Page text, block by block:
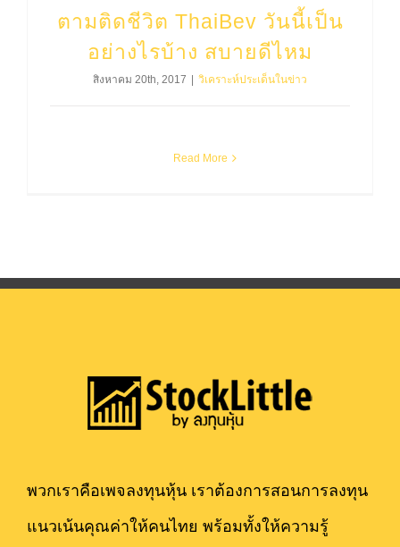
ตามติดชีวิต ThaiBev วันนี้เป็น
อย่างไรบ้าง สบายดีไหม
สิงหาคม 20th, 2017 | วิเคราะห์ประเด็นในข่าว
Read More
พวกเราคือเพจลงทุนหุ้น เราต้องการสอนการลงทุน
แนวเน้นคุณค่าให้คนไทย พร้อมทั้งให้ความรู้